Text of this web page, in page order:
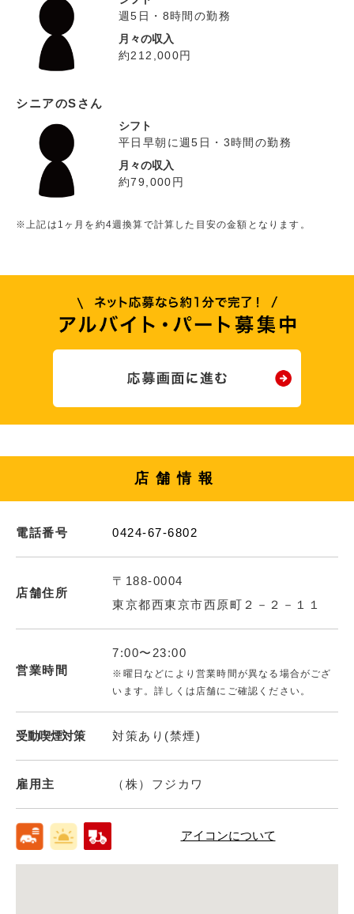
週5日・8時間の勤務
月々の収入
約212,000円
シニアのSさん
シフト
平日早朝に週5日・3時間の勤務
月々の収入
約79,000円
※上記は1ヶ月を約4週換算で計算した目安の金額となります。
店舗情報
電話番号 0424-67-6802
店舗住所
〒188-0004
東京都西東京市西原町２－２－１１
営業時間
7:00〜23:00
※曜日などにより営業時間が異なる場合がござ
います。詳しくは店舗にご確認ください。
受動喫煙対策 対策あり(禁煙)
雇用主 （株）フジカワ
アイコンについて